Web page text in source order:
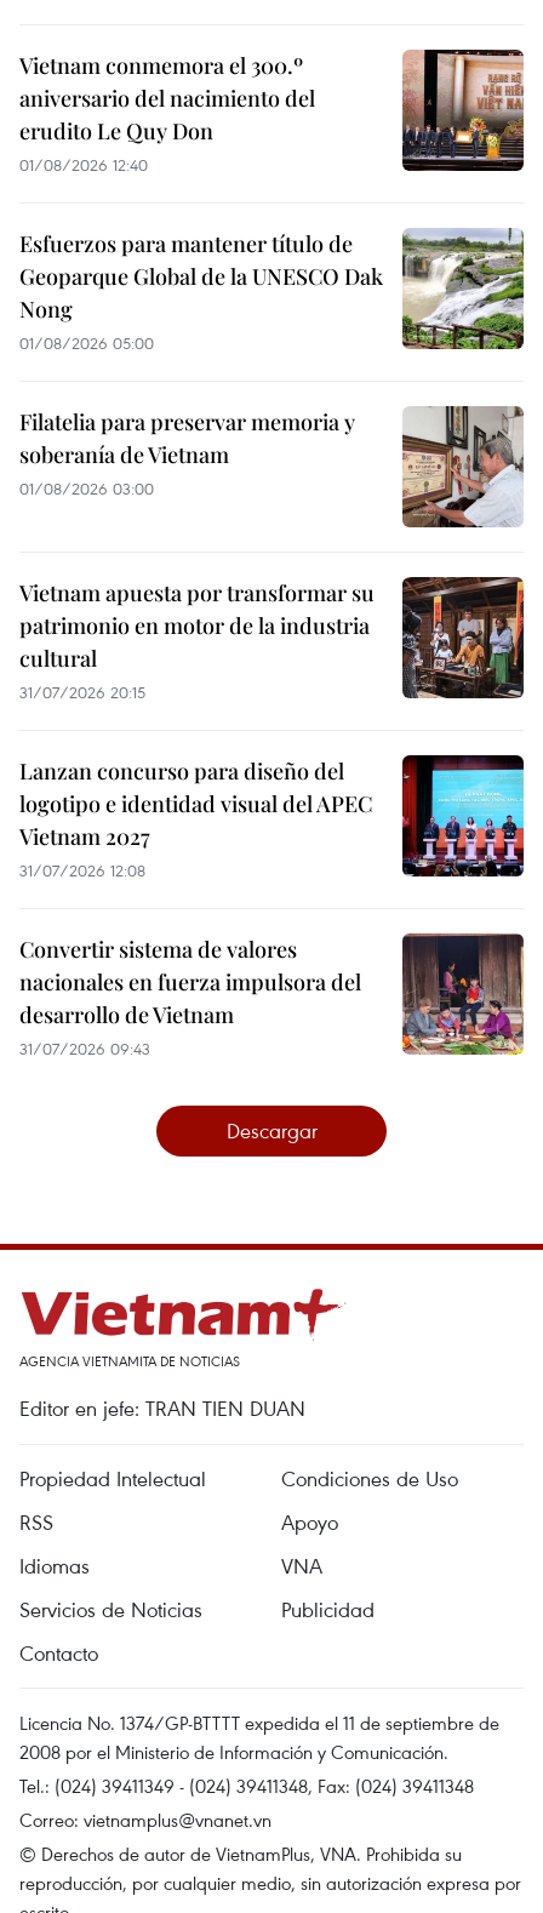
Vietnam conmemora el 300.º
aniversario del nacimiento del
erudito Le Quy Don
01/08/2026 12:40
Esfuerzos para mantener título de
Geoparque Global de la UNESCO Dak
Nong
01/08/2026 05:00
Filatelia para preservar memoria y
soberanía de Vietnam
01/08/2026 03:00
Vietnam apuesta por transformar su
patrimonio en motor de la industria
cultural
31/07/2026 20:15
Lanzan concurso para diseño del
logotipo e identidad visual del APEC
Vietnam 2027
31/07/2026 12:08
Convertir sistema de valores
nacionales en fuerza impulsora del
desarrollo de Vietnam
31/07/2026 09:43
Descargar
AGENCIA VIETNAMITA DE NOTICIAS
Editor en jefe: TRAN TIEN DUAN
Propiedad Intelectual
Condiciones de Uso
RSS
Apoyo
Idiomas
VNA
Servicios de Noticias
Publicidad
Contacto
Licencia No. 1374/GP-BTTTT expedida el 11 de septiembre de
2008 por el Ministerio de Información y Comunicación.
Tel.: (024) 39411349 - (024) 39411348, Fax: (024) 39411348
Correo: vietnamplus@vnanet.vn
© Derechos de autor de VietnamPlus, VNA. Prohibida su
reproducción, por cualquier medio, sin autorización expresa por